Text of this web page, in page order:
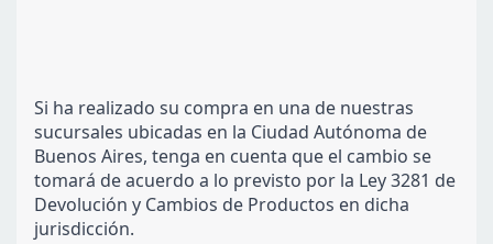
Si ha realizado su compra en una de nuestras
sucursales ubicadas en la Ciudad Autónoma de
Buenos Aires, tenga en cuenta que el cambio se
tomará de acuerdo a lo previsto por la Ley 3281 de
Devolución y Cambios de Productos en dicha
jurisdicción.